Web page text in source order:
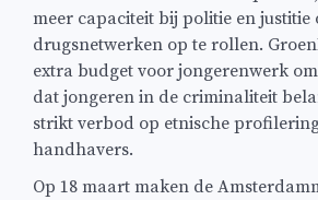
meer capaciteit bij politie en justitie
drugsnetwerken op te rollen.
extra budget voor jongerenwerk
dat jongeren in de criminaliteit
strikt verbod op etnische
handhavers.
Op 18 maart maken de